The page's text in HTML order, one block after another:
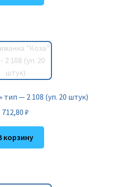
тип — 2 108 (уп. 20 штук)
712,80 ₽
корзину